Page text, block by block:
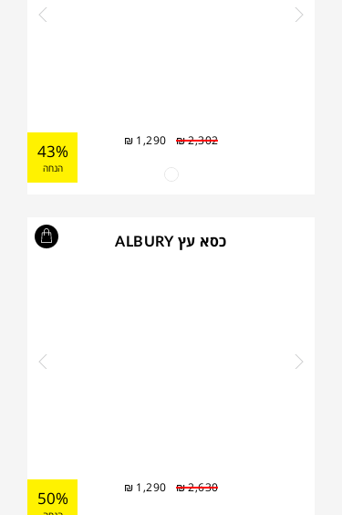
₪2,302
₪ 1,290
43%
הנחה
כסא עץ ALBURY
₪2,630
₪ 1,290
50%